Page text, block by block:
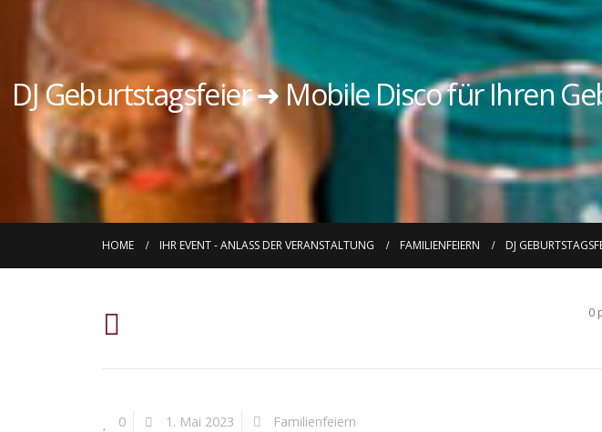
DJ Geburtstagsfeier ➜ Mobile Disco für Ihren
HOME IHR EVENT - ANLASS DER VERANSTALTUNG FAMILIENFEIERN DJ
0
0 1. Mai 2023 Familienfeiern